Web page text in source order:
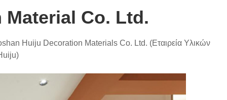
Co. Ltd.
Huiju Decoration Materials Co. Ltd. (Εταιρεία Υλικών